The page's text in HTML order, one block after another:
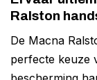
Ralston
De Macna
perfecte keuze